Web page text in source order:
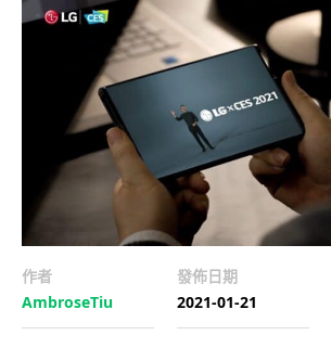
作者
AmbroseTiu
發佈日期
2021-01-21